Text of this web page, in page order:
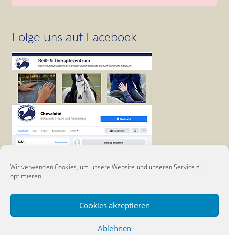
Wir verwenden Cookies, um unsere Website und unseren Service zu
optimieren.
Cookies akzeptieren
Ablehnen
Folge uns auf Facebook